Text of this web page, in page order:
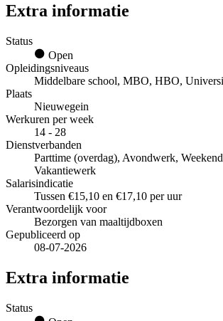
Extra informatie
Status
Open
Opleidingsniveaus
Middelbare school, MBO, HBO,
Plaats
Nieuwegein
Werkuren per week
14 - 28
Dienstverbanden
Parttime (overdag), Avondwerk,
Vakantiewerk
Salarisindicatie
Tussen €15,10 en €17,10 per uur
Verantwoordelijk voor
Bezorgen van maaltijdboxen
Gepubliceerd op
08-07-2026
Extra informatie
Status